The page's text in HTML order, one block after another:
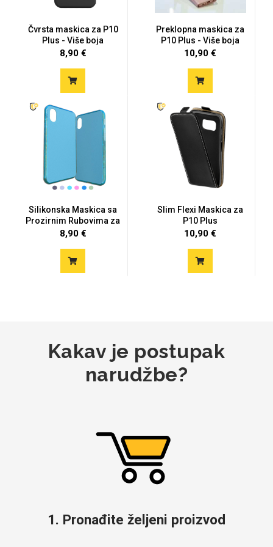
Čvrsta maskica za P10
Plus - Više boja
8,90 €
Preklopna maskica za
P10 Plus - Više boja
10,90 €
Silikonska Maskica sa
Prozirnim Rubovima za
P1...
8,90 €
Slim Flexi Maskica za
P10 Plus
10,90 €
Kakav je postupak
narudžbe?
1. Pronađite željeni proizvod
Mix